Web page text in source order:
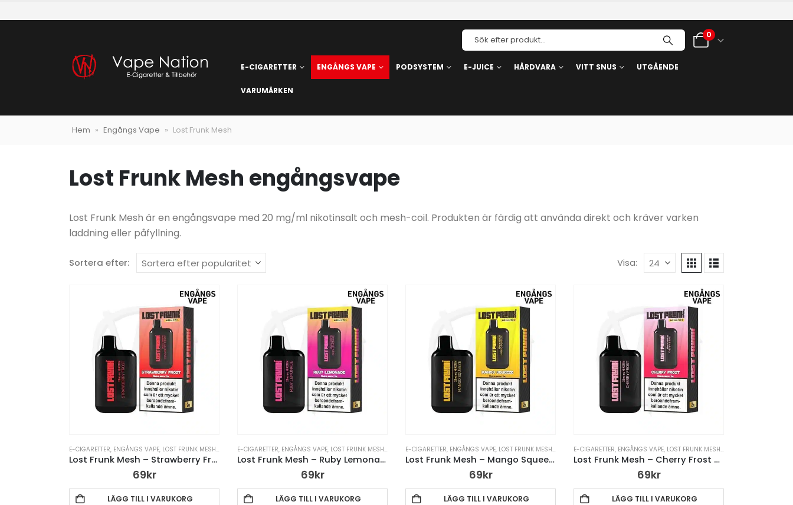
0
E-CIGARETTER ENGÅNGS VAPE PODSYSTEM E-JUICE HÅRDVARA VITT SNUS UTGÅENDE
VARUMÄRKEN
Hem » Engångs Vape » Lost Frunk Mesh
Lost Frunk Mesh engångsvape
Lost Frunk Mesh är en engångsvape med 20 mg/ml nikotinsalt och mesh-coil. Produkten är färdig att använda direkt och kräver varken
laddning eller påfyllning.
Sortera efter: Visa:
E-CIGARETTER, ENGÅNGS VAPE, LOST FRUNK MESH, VAPE PENNA
Lost Frunk Mesh – Strawberry Frost – 20mg
69kr
LÄGG TILL I VARUKORG
E-CIGARETTER, ENGÅNGS VAPE, LOST FRUNK MESH, VAPE PENNA
Lost Frunk Mesh – Ruby Lemonade – 20mg
69kr
LÄGG TILL I VARUKORG
E-CIGARETTER, ENGÅNGS VAPE, LOST FRUNK MESH, VAPE PENNA
Lost Frunk Mesh – Mango Squeeze – 20mg
69kr
LÄGG TILL I VARUKORG
E-CIGARETTER, ENGÅNGS VAPE, LOST FRUNK MESH,
Lost Frunk Mesh – Cherry Frost -20mg
69kr
LÄGG TILL I VARUKORG